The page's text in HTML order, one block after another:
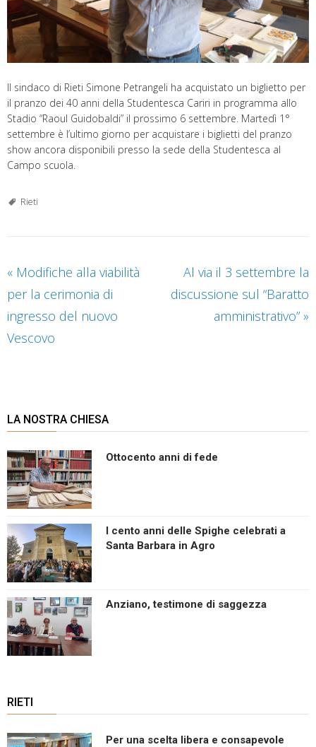
Il sindaco di Rieti Simone Petrangeli ha acquistato un biglietto per
il pranzo dei 40 anni della Studentesca Cariri in programma allo
Stadio “Raoul Guidobaldi” il prossimo 6 settembre. Martedì 1°
settembre è l’ultimo giorno per acquistare i biglietti del pranzo
show ancora disponibili presso la sede della Studentesca al
Campo scuola.
Rieti
« Modifiche alla viabilità
per la cerimonia di
ingresso del nuovo
Vescovo
Al via il 3 settembre la
discussione sul “Baratto
amministrativo” »
LA NOSTRA CHIESA
Ottocento anni di fede
I cento anni delle Spighe celebrati a
Santa Barbara in Agro
Anziano, testimone di saggezza
RIETI
Per una scelta libera e consapevole